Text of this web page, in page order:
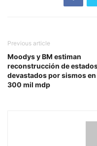
Previous article
Moodys y BM estiman
reconstrucción de
devastados por sismos en
300 mil mdp